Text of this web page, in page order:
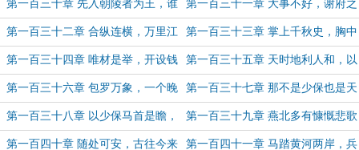
局? 上!
第一百三十章 先入朝陵者为王，谁
是黄雀!
第一百三十一章 大事不好，谢府之
中!
第一百三十二章 合纵连横，万里江
山
第一百三十三章 掌上千秋史，胸中
上下五千年!
第一百三十四章 唯材是举，开设钱
庄!
第一百三十五章 天时地利人和，以
点带面!
第一百三十六章 包罗万象，一个晚
上亲自参与!
第一百三十七章 那不是少保也是天
上仙人，【治北政要】
第一百三十八章 以少保马首是瞻，
谁为帝!
第一百三十九章 燕北多有慷慨悲歌
之士，龙兴之地!
第一百四十章 随处可安，古往今来 第一百四十一章 马踏黄河两岸，兵